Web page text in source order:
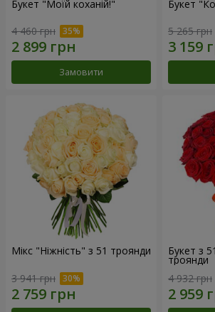
Букет "Моїй коханій!"
4 460 грн
Замовити
Букет
5 265 грн
Мікс "Ніжність" з 51 троянди
3 941 грн
Букет з
троянди
4 932 грн